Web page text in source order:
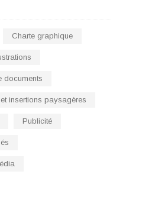
Charte graphique
documents
insertions paysagères
Publicité